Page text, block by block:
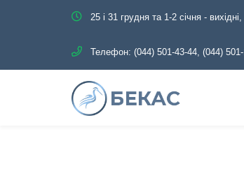
25 і 31 грудня та 1-2 січня -
Телефон: (044) 501-43-44, (044)